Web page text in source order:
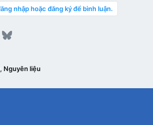
nhập hoặc đăng ký để bình luận.
Bluesky
Nguyên liệu